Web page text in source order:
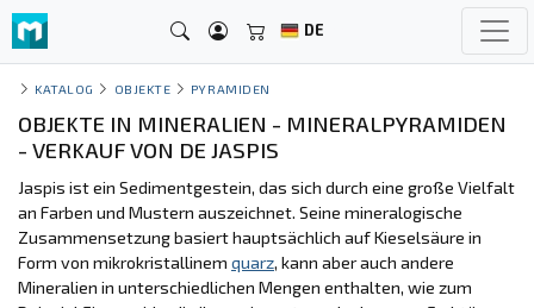
DE
KATALOG OBJEKTE PYRAMIDEN
OBJEKTE IN MINERALIEN - MINERALPYRAMIDEN
- VERKAUF VON DE JASPIS
Jaspis ist ein Sedimentgestein, das sich durch eine große Vielfalt
an Farben und Mustern auszeichnet. Seine mineralogische
Zusammensetzung basiert hauptsächlich auf Kieselsäure in
Form von mikrokristallinem quarz, kann aber auch andere
Mineralien in unterschiedlichen Mengen enthalten, wie zum